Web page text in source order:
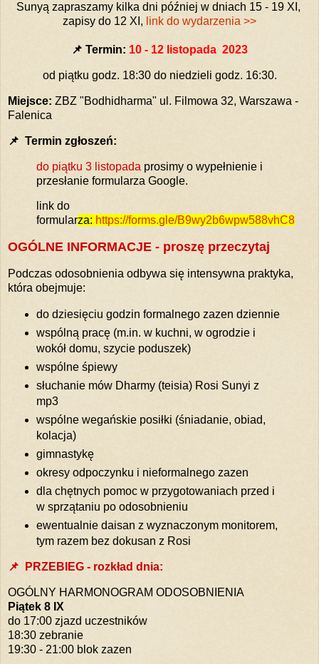
Sunyą zapraszamy kilka dni później w dniach 15 - 19 XI,
zapisy do 12 XI, link do wydarzenia >>
📌 Termin: 10 - 12 listopada 2023
od piątku godz. 18:30 do niedzieli godz. 16:30.
Miejsce: ZBZ "Bodhidharma" ul. Filmowa 32, Warszawa -
Falenica
📌 Termin zgłoszeń:
do piątku 3 listopada prosimy o wypełnienie i
przesłanie formularza Google.
link do
formularza: https://forms.gle/B9wy2b6wpw588vhC8
OGÓLNE INFORMACJE - proszę przeczytaj
Podczas odosobnienia odbywa się intensywna praktyka,
która obejmuje:
do dziesięciu godzin formalnego zazen dziennie
wspólną pracę (m.in. w kuchni, w ogrodzie i
wokół domu, szycie poduszek)
wspólne śpiewy
słuchanie mów Dharmy (teisia) Rosi Sunyi z
mp3
wspólne wegańskie posiłki (śniadanie, obiad,
kolacja)
gimnastykę
okresy odpoczynku i nieformalnego zazen
dla chętnych pomoc w przygotowaniach przed i
w sprzątaniu po odosobnieniu
ewentualnie daisan z wyznaczonym monitorem,
tym razem bez dokusan z Rosi
📌 PRZEBIEG - rozkład dnia:
OGÓLNY HARMONOGRAM ODOSOBNIENIA
Piątek 8 IX
do 17:00 zjazd uczestników
18:30 zebranie
19:30 - 21:00 blok zazen